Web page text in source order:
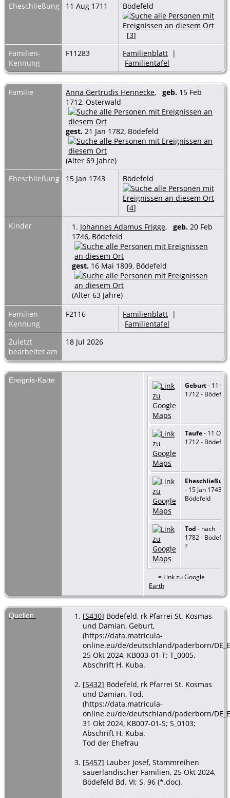
Eheschließung
11 Aug 1711 Bödefeld
[3]
Familien-
Kennung
F11283 Familienblatt |
Familientafel
Familie Anna Gertrudis Hennecke, geb. 15 Feb
1712, Osterwald
gest. 21 Jan 1782, Bödefeld
(Alter 69 Jahre)
Eheschließung
15 Jan 1743 Bödefeld
[4]
Kinder
1. Johannes Adamus Frigge, geb. 20 Feb
1746, Bödefeld
gest. 16 Mai 1809, Bödefeld
(Alter 63 Jahre)
Familien-
Kennung
F2116 Familienblatt |
Familientafel
Zuletzt
bearbeitet am
18 Jul 2026
Ereignis-Karte
Geburt- 11 Okt
1712 - Bödefeld
Taufe- 11 Okt
1712 - Bödefeld
Eheschließung
- 15 Jan 1743 -
Bödefeld
Tod - nach
1782 - Bödefeld
?
= Link zu Google
Earth
Quellen [S430] Bödefeld, rk Pfarrei St. Kosmas
und Damian, Geburt,
(https://data.matricula-
online.eu/de/deutschland/paderborn/
25 Okt 2024, KB003-01-T; T_0005,
Abschrift H. Kuba.
[S432] Bödefeld, rk Pfarrei St. Kosmas
und Damian, Tod,
(https://data.matricula-
online.eu/de/deutschland/paderborn/
31 Okt 2024, KB007-01-S; S_0103;
Abschrift H. Kuba.
Tod der Ehefrau
[S457] Lauber Josef, Stammreihen
sauerländischer Familien, 25 Okt 2024,
Bödefeld Bd. VI; S. 96 (*.doc).